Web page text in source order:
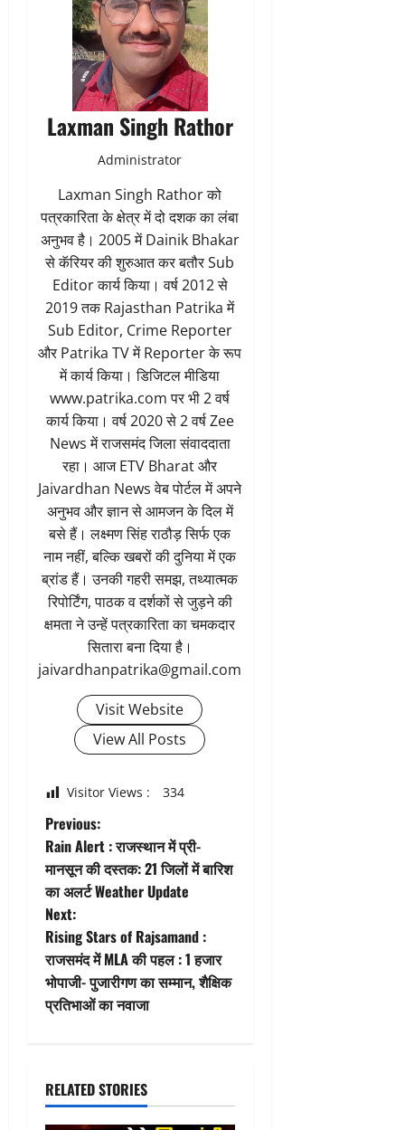
Laxman Singh Rathor
Administrator
Laxman Singh Rathor को
पत्रकारिता के क्षेत्र में दो दशक का लंबा
अनुभव है। 2005 में Dainik Bhakar
से कॅरियर की शुरुआत कर बतौर Sub
Editor कार्य किया। वर्ष 2012 से
2019 तक Rajasthan Patrika में
Sub Editor, Crime Reporter
और Patrika TV में Reporter के रूप
में कार्य किया। डिजिटल मीडिया
www.patrika.com पर भी 2 वर्ष
कार्य किया। वर्ष 2020 से 2 वर्ष Zee
News में राजसमंद जिला संवाददाता
रहा। आज ETV Bharat और
Jaivardhan News वेब पोर्टल में अपने
अनुभव और ज्ञान से आमजन के दिल में
बसे हैं। लक्ष्मण सिंह राठौड़ सिर्फ एक
नाम नहीं, बल्कि खबरों की दुनिया में एक
ब्रांड हैं। उनकी गहरी समझ, तथ्यात्मक
रिपोर्टिंग, पाठक व दर्शकों से जुड़ने की
क्षमता ने उन्हें पत्रकारिता का चमकदार
सितारा बना दिया है।
jaivardhanpatrika@gmail.com
Visit Website
View All Posts
Visitor Views : 334
P
o
s
t
n
a
i
Previous:
Rain Alert : राजस्थान में प्री-
मानसून की दस्तक: 21 जिलों में बारिश
का अलर्ट Weather Update
Next:
Rising Stars of Rajsamand :
राजसमंद में MLA की पहल : 1 हजार
भोपाजी- पुजारीगण का सम्मान, शैक्षिक
प्रतिभाओं का नवाजा
RELATED STORIES